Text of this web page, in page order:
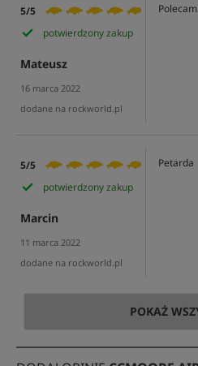
5/5
potwierdzony zakup
Mateusz
16 marca 2022
dodane na rockworld.pl
5/5
potwierdzony zakup
Marcin
11 marca 2022
dodane na rockworld.pl
Petarda
POKAŻ